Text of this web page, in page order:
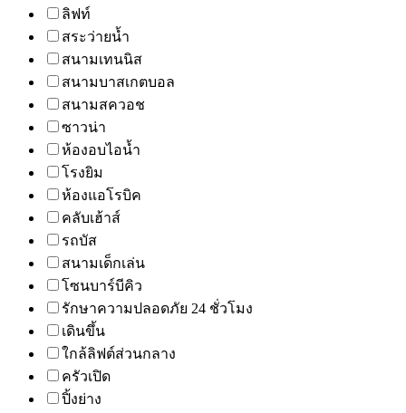
ลิฟท์
สระว่ายน้ำ
สนามเทนนิส
สนามบาสเกตบอล
สนามสควอช
ซาวน่า
ห้องอบไอน้ำ
โรงยิม
ห้องแอโรบิค
คลับเฮ้าส์
รถบัส
สนามเด็กเล่น
โซนบาร์บีคิว
รักษาความปลอดภัย 24 ชั่วโมง
เดินขึ้น
ใกล้ลิฟต์ส่วนกลาง
ครัวเปิด
ปิ้งย่าง